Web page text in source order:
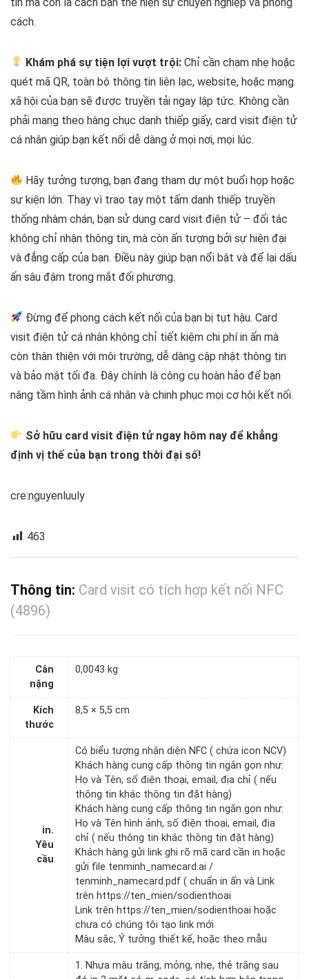
cách.
Khám phá sự tiện lợi vượt trội: Chỉ cần chạm nhẹ hoặc
quét mã QR, toàn bộ thông tin liên lạc, website, hoặc mạng
xã hội của bạn sẽ được truyền tải ngay lập tức. Không cần
phải mang theo hàng chục danh thiếp giấy, card visit điện tử
cá nhân giúp bạn kết nối dễ dàng ở mọi nơi, mọi lúc.
Hãy tưởng tượng, bạn đang tham dự một buổi họp hoặc
sự kiện lớn. Thay vì trao tay một tấm danh thiếp truyền
thống nhàm chán, bạn sử dụng card visit điện tử – đối tác
không chỉ nhận thông tin, mà còn ấn tượng bởi sự hiện đại
và đẳng cấp của bạn. Điều này giúp bạn nổi bật và để lại dấu
ấn sâu đậm trong mắt đối phương.
Đừng để phong cách kết nối của bạn bị tụt hậu. Card
visit điện tử cá nhân không chỉ tiết kiệm chi phí in ấn mà
còn thân thiện với môi trường, dễ dàng cập nhật thông tin
và bảo mật tối đa. Đây chính là công cụ hoàn hảo để bạn
nâng tầm hình ảnh cá nhân và chinh phục mọi cơ hội kết nối.
Sở hữu card visit điện tử ngay hôm nay để khẳng
định vị thế của bạn trong thời đại số!
cre:nguyenluuly
463
Thông tin: Card visit có tích hợp kết nối NFC
(4896)
Cân
nặng
0,0043 kg
Kích
thước
8,5 × 5,5 cm
in.
Yêu
cầu
Có biểu tượng nhận diện NFC ( chứa icon NCV)
Khách hàng cung cấp thông tin ngắn gọn như:
Họ và Tên, số điện thoại, email, địa chỉ ( nếu
thông tin khác thông tin đặt hàng)
Khách hàng cung cấp thông tin ngắn gọn như:
Họ và Tên hình ảnh, số điện thoại, email, địa
chỉ ( nếu thông tin khác thông tin đặt hàng)
Khách hàng gửi link ghi rõ mã card cần in hoặc
gửi file tenminh_namecard.ai /
tenminh_namecard.pdf ( chuẩn in ấn và Link
trên https://ten_mien/sodienthoai
Link trên https://ten_mien/sodienthoai hoặc
chưa có chúng tôi tạo link mới
Màu sắc, Ý tưởng thiết kế, hoặc theo mẫu
1. Nhựa màu trắng, mỏng, nhẹ, thẻ trắng sau